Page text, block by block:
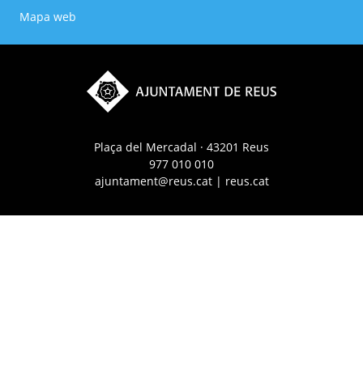
Mapa web
Plaça del Mercadal · 43201 Reus
977 010 010
ajuntament@reus.cat| reus.cat